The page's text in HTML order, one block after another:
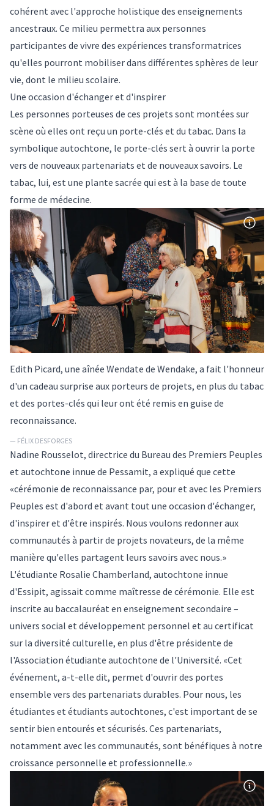
cohérent avec l'approche holistique des enseignements
ancestraux. Ce milieu permettra aux personnes
participantes de vivre des expériences transformatrices
qu'elles pourront mobiliser dans différentes sphères de leur
vie, dont le milieu scolaire.
Une occasion d'échanger et d'inspirer
Les personnes porteuses de ces projets sont montées sur
scène où elles ont reçu un porte-clés et du tabac. Dans la
symbolique autochtone, le porte-clés sert à ouvrir la porte
vers de nouveaux partenariats et de nouveaux savoirs. Le
tabac, lui, est une plante sacrée qui est à la base de toute
forme de médecine.
Edith Picard, une aînée Wendate de Wendake, a fait l'honneur
d'un cadeau surprise aux porteurs de projets, en plus du tabac
et des portes-clés qui leur ont été remis en guise de
reconnaissance.
— FÉLIX DESFORGES
Nadine Rousselot, directrice du Bureau des Premiers Peuples
et autochtone innue de Pessamit, a expliqué que cette
«cérémonie de reconnaissance par, pour et avec les Premiers
Peuples est d'abord et avant tout une occasion d'échanger,
d'inspirer et d'être inspirés. Nous voulons redonner aux
communautés à partir de projets novateurs, de la même
manière qu'elles partagent leurs savoirs avec nous.»
L'étudiante Rosalie Chamberland, autochtone innue
d'Essipit, agissait comme maîtresse de cérémonie. Elle est
inscrite au baccalauréat en enseignement secondaire –
univers social et développement personnel et au certificat
sur la diversité culturelle, en plus d'être présidente de
l'Association étudiante autochtone de l'Université. «Cet
événement, a-t-elle dit, permet d'ouvrir des portes
ensemble vers des partenariats durables. Pour nous, les
étudiantes et étudiants autochtones, c'est important de se
sentir bien entourés et sécurisés. Ces partenariats,
notamment avec les communautés, sont bénéfiques à notre
croissance personnelle et professionnelle.»